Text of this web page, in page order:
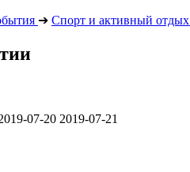
➔ Спорт и активный отдых
07-20 2019-07-21